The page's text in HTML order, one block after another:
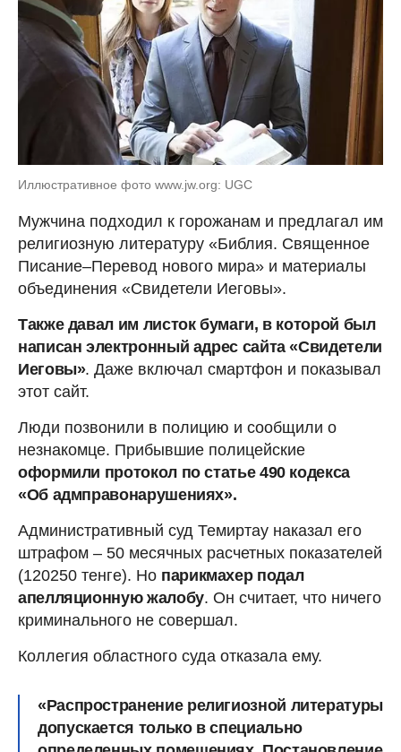
Иллюстративное фото www.jw.org: UGC
Мужчина подходил к горожанам и предлагал им
религиозную литературу «Библия. Священное
Писание–Перевод нового мира» и материалы
объединения «Свидетели Иеговы».
Также давал им листок бумаги, в которой был
написан электронный адрес сайта «Свидетели
Иеговы». Даже включал смартфон и показывал
этот сайт.
Люди позвонили в полицию и сообщили о
незнакомце. Прибывшие полицейские
оформили протокол по статье 490 кодекса
«Об адмправонарушениях».
Административный суд Темиртау наказал его
штрафом – 50 месячных расчетных показателей
(120250 тенге). Но парикмахер подал
апелляционную жалобу. Он считает, что ничего
криминального не совершал.
Коллегия областного суда отказала ему.
«Распространение религиозной литературы
допускается только в специально